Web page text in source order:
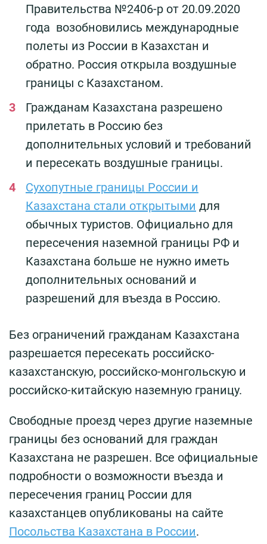
Правительства №2406-р от 20.09.2020
года возобновились международные
полеты из России в Казахстан и
обратно. Россия открыла воздушные
границы с Казахстаном.
Гражданам Казахстана разрешено
прилетать в Россию без
дополнительных условий и требований
и пересекать воздушные границы.
Сухопутные границы России и
Казахстана стали открытыми для
обычных туристов. Официально для
пересечения наземной границы РФ и
Казахстана больше не нужно иметь
дополнительных оснований и
разрешений для въезда в Россию.
Без ограничений гражданам Казахстана
разрешается пересекать российско-
казахстанскую, российско-монгольскую и
российско-китайскую наземную границу.
Свободные проезд через другие наземные
границы без оснований для граждан
Казахстана не разрешен. Все официальные
подробности о возможности въезда и
пересечения границ России для
казахстанцев опубликованы на сайте
Посольства Казахстана в России.